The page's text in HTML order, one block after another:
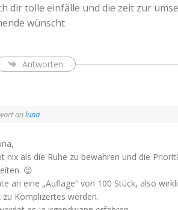
dir tolle einfälle und die zeit zur
wünscht
Antworten
anluna
nix als die Ruhe zu bewahren und die
😉
an eine „Auflage“ von 100 Stück, also
zu Komplizertes werden.